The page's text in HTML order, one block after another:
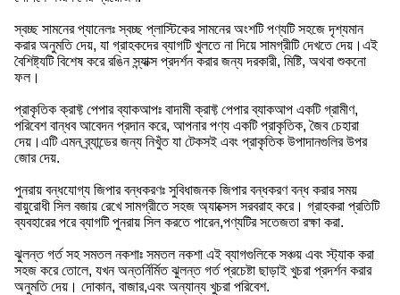
স্বচ্ছ সামনের প্যানেলঃ স্বচ্ছ প্লাস্টিকের সামনের অংশটি পণ্যটি সহজে দৃশ্যমান
করার অনুমতি দেয়, যা গ্রাহকদের ব্যাগটি খুলতে না দিয়ে সামগ্রীটি দেখতে দেয়।এই
বৈশিষ্ট্যটি বিশেষ করে রঙিন স্ন্যাক্স প্রদর্শন করার জন্য দরকারী, মিষ্টি, অথবা শুকনো
ফল।
প্রাকৃতিক ক্রাফ্ট পেপার ব্যাকআপঃ বাদামী ক্রাফ্ট পেপার ব্যাকআপ একটি গ্রামীণ,
পরিবেশ বান্ধব আবেদন প্রদান করে, আপনার পণ্য একটি প্রাকৃতিক, জৈব চেহারা
দেয়।এটি এমন ব্র্যান্ডের জন্য নিখুঁত যা টেকসই এবং প্রাকৃতিক উপাদানগুলির উপর
জোর দেয়.
পুনরায় বন্ধযোগ্য জিপার বন্ধকরণঃ সুবিধাজনক জিপার বন্ধকরণ বন্ধ করার সময়
বায়ুরোধী সিল বজায় রেখে সামগ্রীতে সহজ অ্যাক্সেস সরবরাহ করে। গ্রাহকরা প্রতিটি
ব্যবহারের পরে ব্যাগটি পুনরায় সিল করতে পারেন,পণ্যটির সতেজতা রক্ষা করা.
ঝুলন্ত গর্ত সহ সমতল নকশাঃ সমতল নকশা এই ব্যাগগুলিকে সঞ্চয় এবং স্ট্যাক করা
সহজ করে তোলে, যখন অন্তর্নির্মিত ঝুলন্ত গর্ত প্রচেষ্টা ছাড়াই খুচরা প্রদর্শন করার
অনুমতি দেয়। দোকান, বাজার,এবং অন্যান্য খুচরা পরিবেশ.